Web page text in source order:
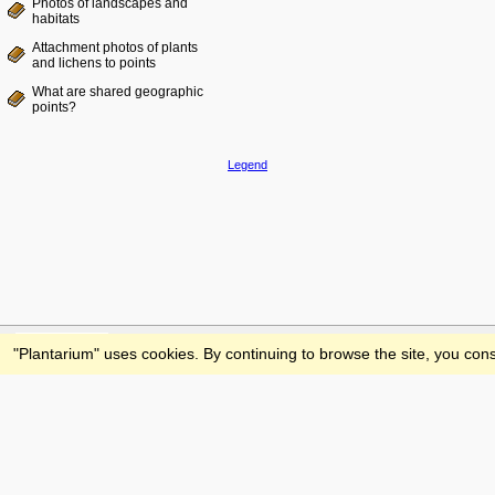
Photos of landscapes and
habitats
Attachment photos of plants
and lichens to points
What are shared geographic
points?
Legend
Feedback
"Plantarium" uses cookies. By continuing to browse the site, you